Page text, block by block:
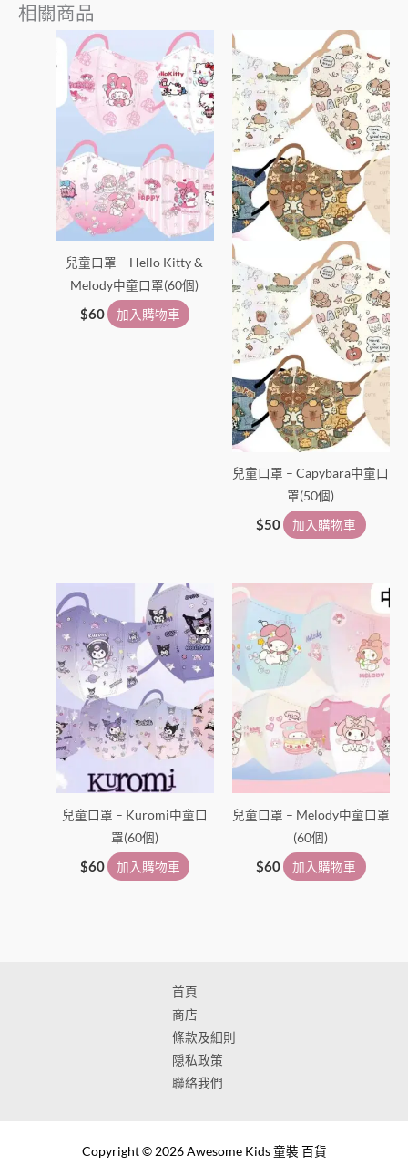
相關商品
兒童口罩 – Hello Kitty &
Melody中童口罩(60個)
$60 加入購物車
兒童口罩 – Capybara中童口
罩(50個)
$50 加入購物車
兒童口罩 – Kuromi中童口
罩(60個)
$60 加入購物車
兒童口罩 – Melody中童口罩
(60個)
$60 加入購物車
首頁
商店
條款及細則
隠私政策
聯絡我們
Copyright © 2026 Awesome Kids 童裝 百貨